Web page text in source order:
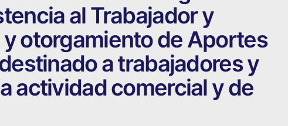
al Trabajador y
otorgamiento de Aportes
a trabajadores y
actividad comercial y de